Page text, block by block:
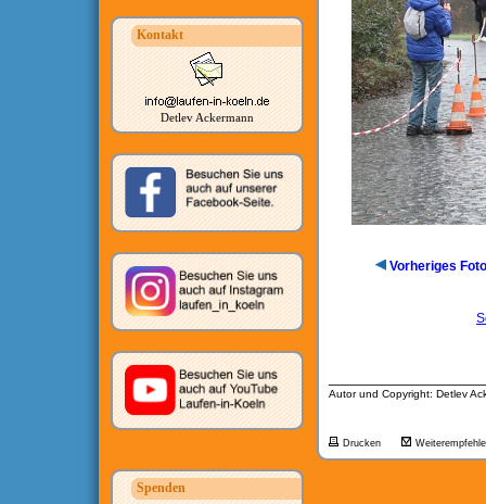
Kontakt
Detlev Ackermann
Spenden
Vorheriges Foto
Autor und Copyright: Detlev
Drucken